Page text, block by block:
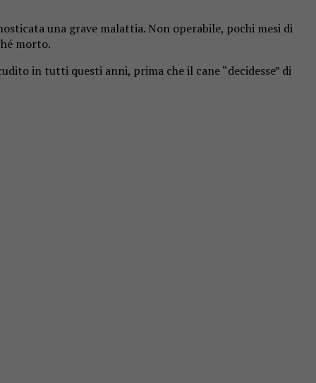
una grave malattia. Non operabile, pochi mesi di
morto.
in tutti questi anni, prima che il cane “decidesse” di